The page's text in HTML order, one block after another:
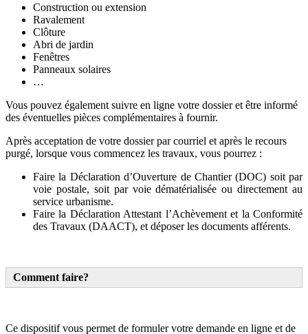
Construction ou extension
Ravalement
Clôture
Abri de jardin
Fenêtres
Panneaux solaires
…
Vous pouvez également suivre en ligne votre dossier et être informé
des éventuelles pièces complémentaires à fournir.
Après acceptation de votre dossier par courriel et après le recours
purgé, lorsque vous commencez les travaux, vous pourrez :
Faire la Déclaration d’Ouverture de Chantier (DOC) soit par
voie postale, soit par voie dématérialisée ou directement au
service urbanisme.
Faire la Déclaration Attestant l’Achèvement et la Conformité
des Travaux (DAACT), et déposer les documents afférents.
Comment faire?
Ce dispositif vous permet de formuler votre demande en ligne et de